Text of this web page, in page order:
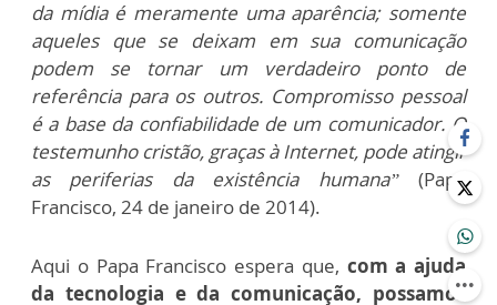
da mídia é meramente uma aparência; somente
aqueles que se deixam em sua comunicação
podem se tornar um verdadeiro ponto de
referência para os outros. Compromisso pessoal
é a base da confiabilidade de um comunicador. O
testemunho cristão, graças à Internet, pode atingir
as periferias da existência humana”(Papa
Francisco, 24 de janeiro de 2014).
Aqui o Papa Francisco espera que, com a ajuda
da tecnologia e da comunicação, possamos